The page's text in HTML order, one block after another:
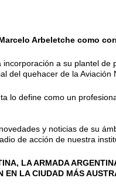
Arbeletche como
a su plantel
del quehacer de la Aviación
lo define como un
y noticias de su
de acción de nuestra
LA ARMADA
EN LA CIUDAD MÁS